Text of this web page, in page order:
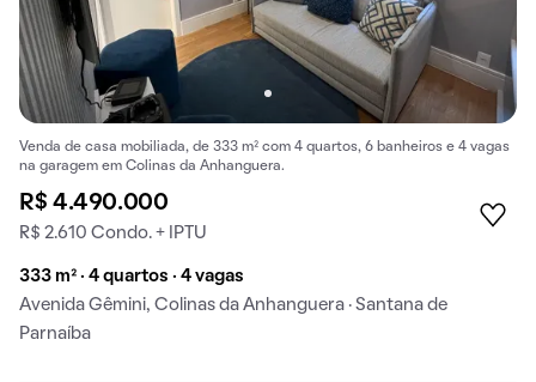
Venda de casa mobiliada, de 333 m² com 4 quartos, 6 banheiros e 4 vagas
na garagem em Colinas da Anhanguera.
R$ 4.490.000
R$ 2.610 Condo. + IPTU
333 m² · 4 quartos · 4 vagas
Avenida Gêmini, Colinas da Anhanguera · Santana de
Parnaíba